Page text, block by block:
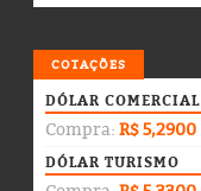
COTAÇÕES
DÓLAR COMERCIAL
Compra: R$ 5,2900
DÓLAR TURISMO